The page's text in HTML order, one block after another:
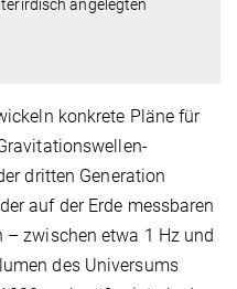
angelegten
konkrete Pläne für
dritten Generation
auf der Erde messbaren
zwischen etwa 1 Hz und
des Universums